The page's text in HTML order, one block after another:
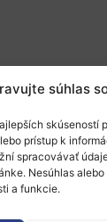
súhlas
skúseností
prístup k
spracovávať
Nesúhlas
a funkcie.